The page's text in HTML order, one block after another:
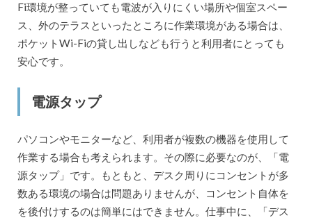
Fi環境が整っていても電波が入りにくい場所や個室スペー
ス、外のテラスといったところに作業環境がある場合は、
ポケットWi-Fiの貸し出しなども行うと利用者にとっても
安心です。
電源タップ
パソコンやモニターなど、利用者が複数の機器を使用して
作業する場合も考えられます。その際に必要なのが、「電
源タップ」です。もともと、デスク周りにコンセントが多
数ある環境の場合は問題ありませんが、コンセント自体を
を後付けするのは簡単にはできません。仕事中に、「デス